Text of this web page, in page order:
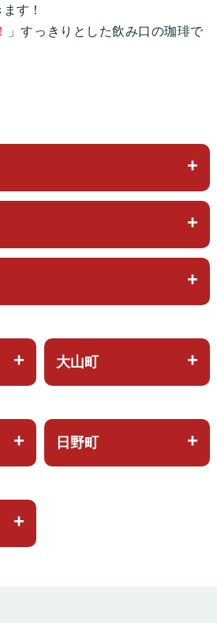
す！
」すっきりとした飲み口の珈琲で
大山町
日野町